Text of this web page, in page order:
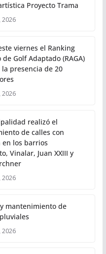
Proyecto Trama
2026
viernes el Ranking
Golf Adaptado (RAGA)
la presencia de 20
2026
realizó el
de calles con
en los barrios
Vinalar, Juan XXIII y
2026
mantenimiento de
2026